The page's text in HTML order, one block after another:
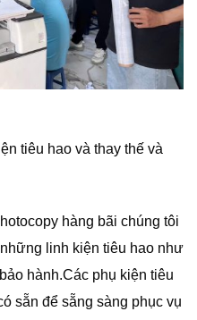
tiêu hao và thay thế và
hàng bãi chúng tôi
linh kiện tiêu hao như
hành.Các phụ kiện tiêu
sẵn để sẵng sàng phục vụ